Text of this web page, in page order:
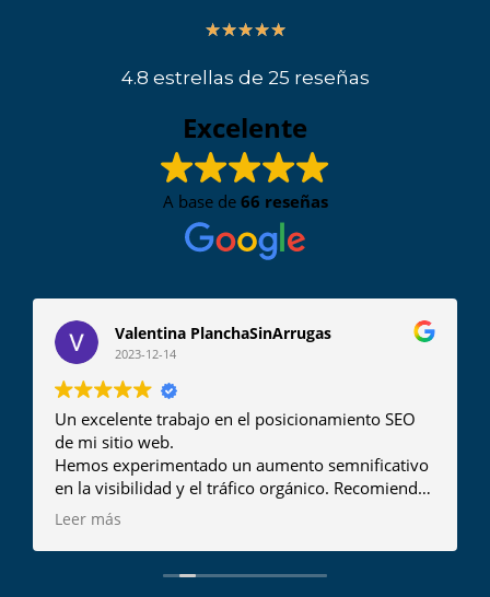
★★★★★5/5
4.8 estrellas de 25 reseñas
Excelente
A base de 66 reseñas
Valentina PlanchaSinArrugas
2023-12-14
Un excelente trabajo en el posicionamiento SEO
de mi sitio web.
Hemos experimentado un aumento semnificativo
en la visibilidad y el tráfico orgánico. Recomiendo
a Mario para cualquier proyecto de
Leer más